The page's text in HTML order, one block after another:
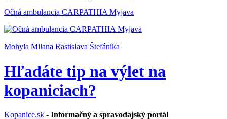
Očná ambulancia CARPATHIA Myjava
Mohyla Milana Rastislava Štefánika
Hľadáte tip na výlet na
kopaniciach?
Kopanice.sk - Informačný a spravodajský portál